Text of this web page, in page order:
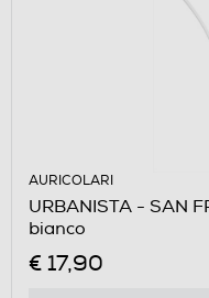
AURICOLARI
URBANISTA - SAN
bianco
€ 17,90